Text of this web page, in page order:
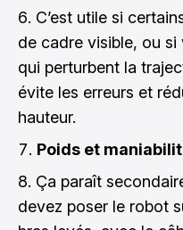
C’est utile si
de cadre visible, ou
qui perturbent la
évite les erreurs et
hauteur.
Poids et
Ça paraît
devez poser le robot